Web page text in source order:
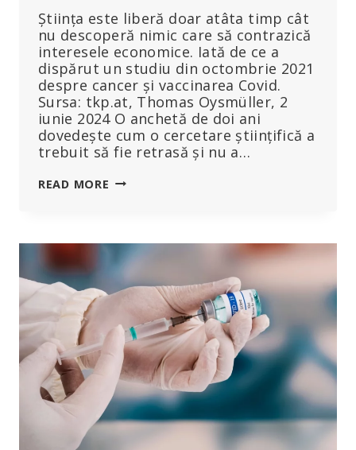
Știința este liberă doar atâta timp cât
nu descoperă nimic care să contrazică
interesele economice. Iată de ce a
dispărut un studiu din octombrie 2021
despre cancer și vaccinarea Covid.
Sursa: tkp.at, Thomas Oysmüller, 2
iunie 2024 O anchetă de doi ani
dovedește cum o cercetare științifică a
trebuit să fie retrasă și nu a…
READ MORE STUDIU
CANCER
URMA
VACCINĂRII
COVID